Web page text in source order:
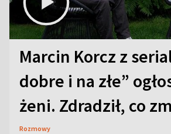
Marcin Korcz z
dobre i na złe”
żeni. Zdradził, co
Rozmowy